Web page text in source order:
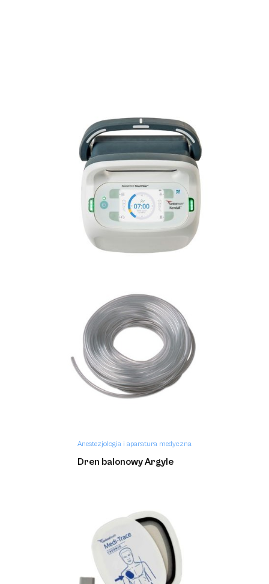
Anestezjologia i aparatura medyczna
Kendall SCD SmartFlow™
Anestezjologia i aparatura medyczna
Dren balonowy Argyle